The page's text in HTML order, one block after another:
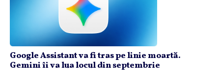
Google Assistant va fi tras pe linie moartă.
Gemini îi va lua locul din septembrie